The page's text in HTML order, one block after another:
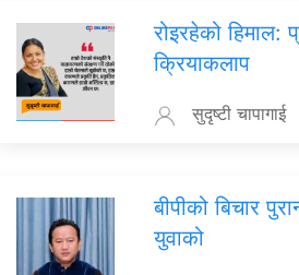
रोइरहेको हिमाल:
क्रियाकलाप
सुदृष्टी चापागाई
बीपीको बिचार
युवाको